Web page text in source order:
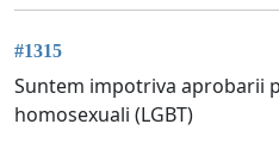
#1315
Suntem impotriva aprobarii
homosexuali (LGBT)